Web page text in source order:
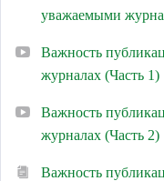
уважаемыми
Важность
журналах (Часть 1)
Важность
журналах (Часть 2)
Важность